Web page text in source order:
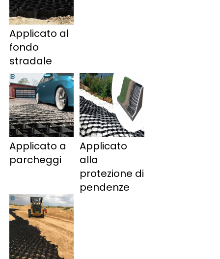
Applicato al
fondo
stradale
Applicato a
parcheggi
Applicato
alla
protezione di
pendenze